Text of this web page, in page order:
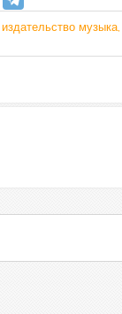
издательство музыка